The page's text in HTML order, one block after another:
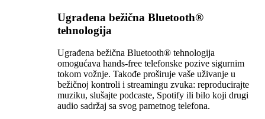
Ugrađena bežična Bluetooth®
tehnologija
Ugrađena bežična Bluetooth® tehnologija
omogućava hands-free telefonske pozive sigurnim
tokom vožnje. Takođe proširuje vaše uživanje u
bežičnoj kontroli i streamingu zvuka: reproducirajte
muziku, slušajte podcaste, Spotify ili bilo koji drugi
audio sadržaj sa svog pametnog telefona.